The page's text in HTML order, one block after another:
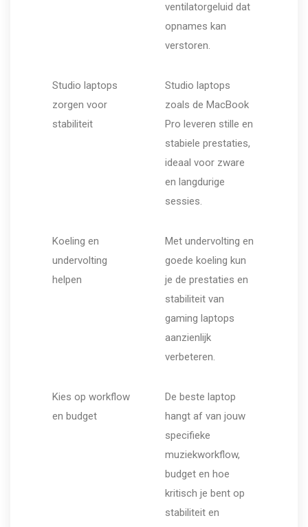
ventilatorgeluid dat
opnames kan
verstoren.
Studio laptops
zorgen voor
stabiliteit
Studio laptops
zoals de MacBook
Pro leveren stille en
stabiele prestaties,
ideaal voor zware
en langdurige
sessies.
Koeling en
undervolting
helpen
Met undervolting en
goede koeling kun
je de prestaties en
stabiliteit van
gaming laptops
aanzienlijk
verbeteren.
Kies op workflow
en budget
De beste laptop
hangt af van jouw
specifieke
muziekworkflow,
budget en hoe
kritisch je bent op
stabiliteit en